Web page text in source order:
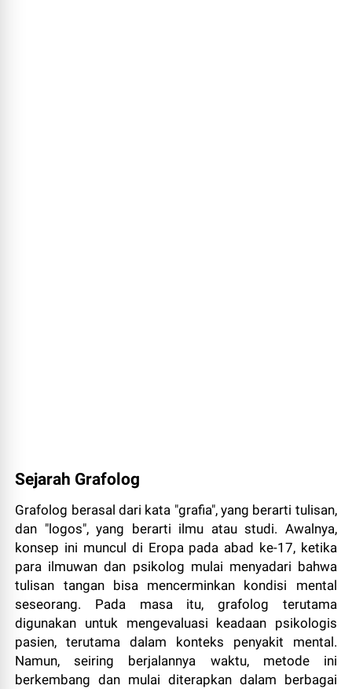
Sejarah Grafolog
Grafolog berasal dari kata "grafia", yang berarti tulisan,
dan "logos", yang berarti ilmu atau studi. Awalnya,
konsep ini muncul di Eropa pada abad ke-17, ketika
para ilmuwan dan psikolog mulai menyadari bahwa
tulisan tangan bisa mencerminkan kondisi mental
seseorang. Pada masa itu, grafolog terutama
digunakan untuk mengevaluasi keadaan psikologis
pasien, terutama dalam konteks penyakit mental.
Namun, seiring berjalannya waktu, metode ini
berkembang dan mulai diterapkan dalam berbagai